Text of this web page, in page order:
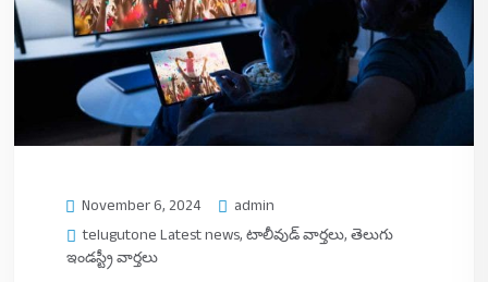
November 6, 2024
admin
telugutone Latest news,టాలీవుడ్ వార్తలు,తెలుగు
ఇండస్ట్రీ వార్తలు